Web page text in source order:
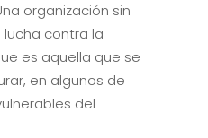
organización sin
contra la
es aquella que se
en algunos de
del